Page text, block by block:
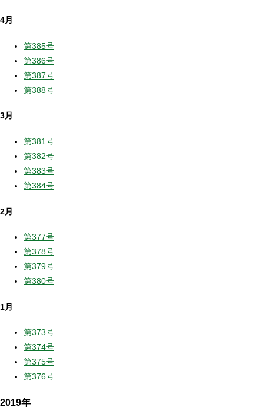
4月
第385号
第386号
第387号
第388号
3月
第381号
第382号
第383号
第384号
2月
第377号
第378号
第379号
第380号
1月
第373号
第374号
第375号
第376号
2019年